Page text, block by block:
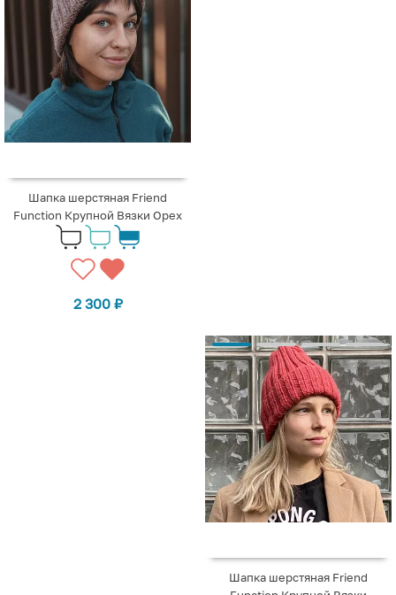
Шапка шерстяная Friend
Function Крупной Вязки Орех
2 300 ₽
Шапка шерстяная Friend